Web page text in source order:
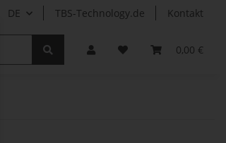
DE TBS-Technology.de Kontakt
0,00 €